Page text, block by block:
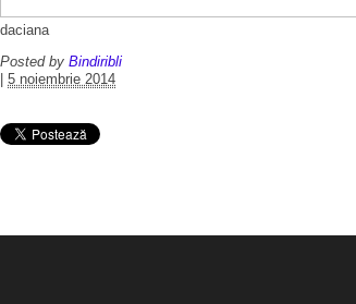
daciana
Posted by Bindiribli
5 noiembrie 2014